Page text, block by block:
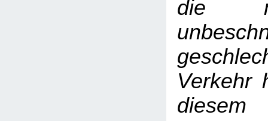
die
Verkehr